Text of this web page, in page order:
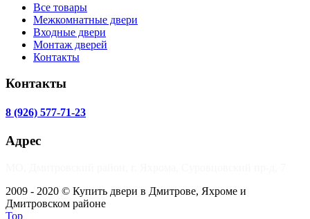
Все товары
Межкомнатные двери
Входные двери
Монтаж дверей
Контакты
Контакты
8 (926) 577-71-23
Адрес
2009 - 2020 © Купить двери в Дмитрове, Яхроме и
Дмитровском районе
Top